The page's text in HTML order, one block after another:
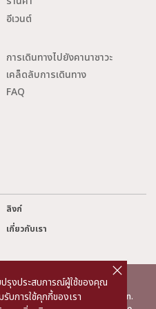
อีเวนต์
การเดินทางไปยังคานาซาวะ
เคล็ดลับการเดินทาง
FAQ
ลิงก์
เกี่ยวกับเรา
Tourism Association.
is held by the Association.
ปรุงประสบการณ์ผู้ใช้ของคุณ
การใช้คุกกี้ของเรา
o
s